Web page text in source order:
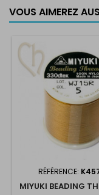
VOUS AIMEREZ
RÉFÉRENCE:
MIYUKI BEADING